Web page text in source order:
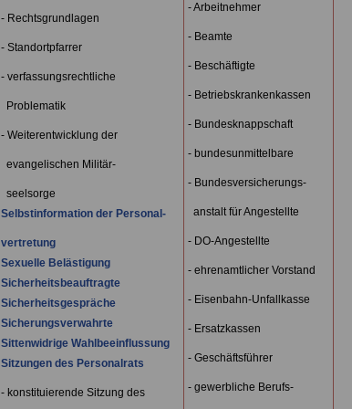
- Rechtsgrundlagen
- Standortpfarrer
- verfassungsrechtliche
Problematik
- Weiterentwicklung der
evangelischen Militär-
seelsorge
Selbstinformation der Personal-
vertretung
Sexuelle Belästigung
Sicherheitsbeauftragte
Sicherheitsgespräche
Sicherungsverwahrte
Sittenwidrige Wahlbeeinflussung
Sitzungen des Personalrats
- konstituierende Sitzung des
- Arbeitnehmer
- Beamte
- Beschäftigte
- Betriebskrankenkassen
- Bundesknappschaft
- bundesunmittelbare
- Bundesversicherungs-
anstalt für Angestellte
- DO-Angestellte
- ehrenamtlicher Vorstand
- Eisenbahn-Unfallkasse
- Ersatzkassen
- Geschäftsführer
- gewerbliche Berufs-